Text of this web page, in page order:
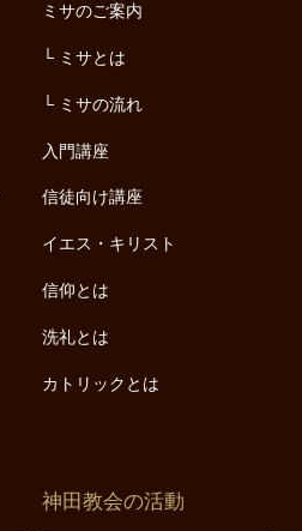
ミサのご案内
ミサとは
ミサの流れ
入門講座
信徒向け講座
イエス・キリスト
信仰とは
洗礼とは
カトリックとは
神田教会の活動